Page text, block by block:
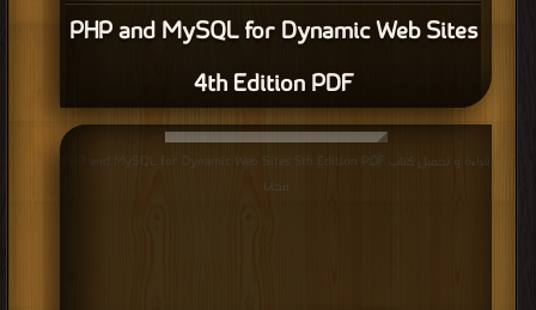
PHP and MySQL for Dynamic Web Sites
4th Edition PDF
قراءة و تحميل كتاب PHP and MySQL for Dynamic Web Sites 5th Edition PDF
مجانا